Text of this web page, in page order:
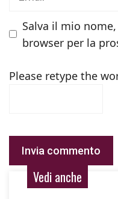
Salva il mio
browser per la
Please retype the
Vedi anche